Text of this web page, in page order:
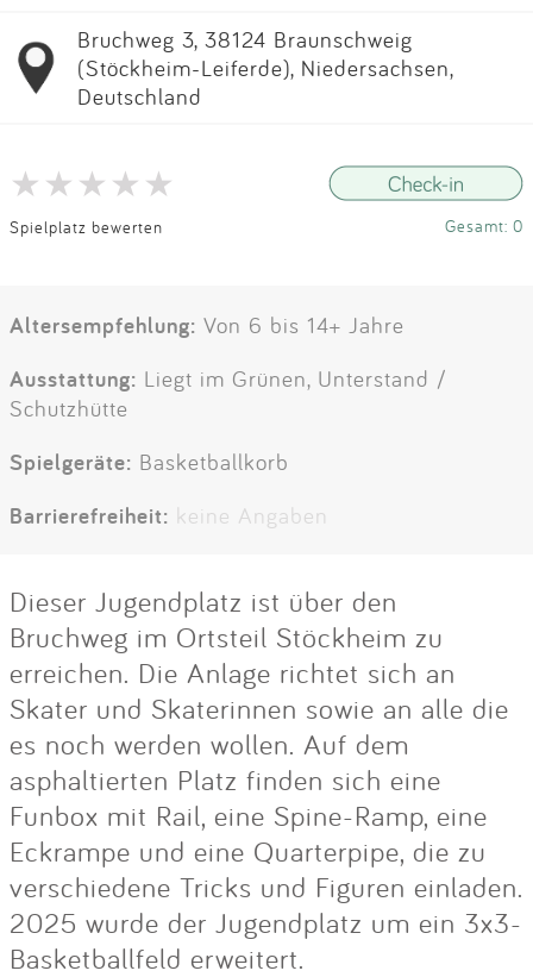
Bruchweg 3, 38124 Braunschweig
(Stöckheim-Leiferde), Niedersachsen,
Deutschland
Spielplatz bewerten Gesamt: 0
Altersempfehlung: Von 6 bis 14+ Jahre
Ausstattung: Liegt im Grünen, Unterstand /
Schutzhütte
Spielgeräte: Basketballkorb
Barrierefreiheit: keine Angaben
Dieser Jugendplatz ist über den
Bruchweg im Ortsteil Stöckheim zu
erreichen. Die Anlage richtet sich an
Skater und Skaterinnen sowie an alle die
es noch werden wollen. Auf dem
asphaltierten Platz finden sich eine
Funbox mit Rail, eine Spine-Ramp, eine
Eckrampe und eine Quarterpipe, die zu
verschiedene Tricks und Figuren einladen.
2025 wurde der Jugendplatz um ein 3x3-
Basketballfeld erweitert.